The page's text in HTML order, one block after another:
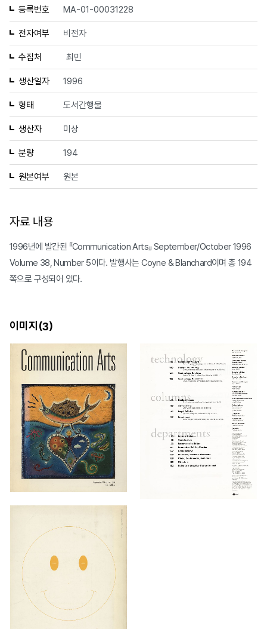
등록번호 MA-01-00031228
전자여부 비전자
수집처 최민
생산일자 1996
형태 도서간행물
생산자 미상
분량 194
원본여부 원본
자료 내용
1996년에 발간된 『Communication Arts』 September/October 1996
Volume 38, Number 5이다. 발행사는 Coyne & Blanchard이며 총 194
쪽으로 구성되어 있다.
이미지(3)